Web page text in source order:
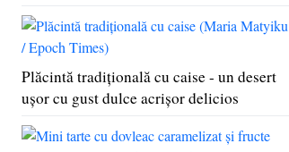
Plăcintă tradiţională cu caise - un desert
uşor cu gust dulce acrişor delicios